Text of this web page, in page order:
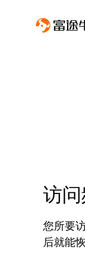
访
您所要
后就能